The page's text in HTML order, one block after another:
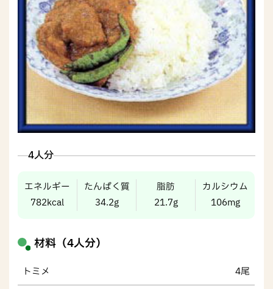
4人分
エネルギー
782kcal
たんぱく質
34.2g
脂肪
21.7g
カルシウム
106mg
材料（4人分）
トミメ 4尾